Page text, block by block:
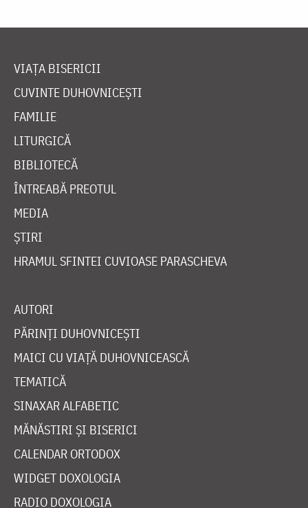
VIAȚA BISERICII
CUVINTE DUHOVNICEȘTI
FAMILIE
LITURGICĂ
BIBLIOTECĂ
ÎNTREABĂ PREOTUL
MEDIA
ȘTIRI
HRAMUL SFINTEI CUVIOASE PARASCHEVA
AUTORI
PĂRINȚI DUHOVNICEȘTI
MAICI CU VIAȚĂ DUHOVNICEASCĂ
TEMATICĂ
SINAXAR ALFABETIC
MĂNĂSTIRI ȘI BISERICI
CALENDAR ORTODOX
WIDGET DOXOLOGIA
RADIO DOXOLOGIA